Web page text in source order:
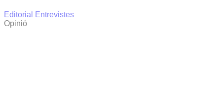
Editorial
Entrevistes
Opinió